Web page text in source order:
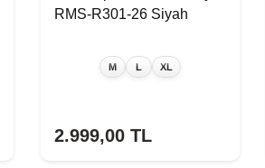
RMS-R301-26 Siyah
M L XL
2.999,00 TL